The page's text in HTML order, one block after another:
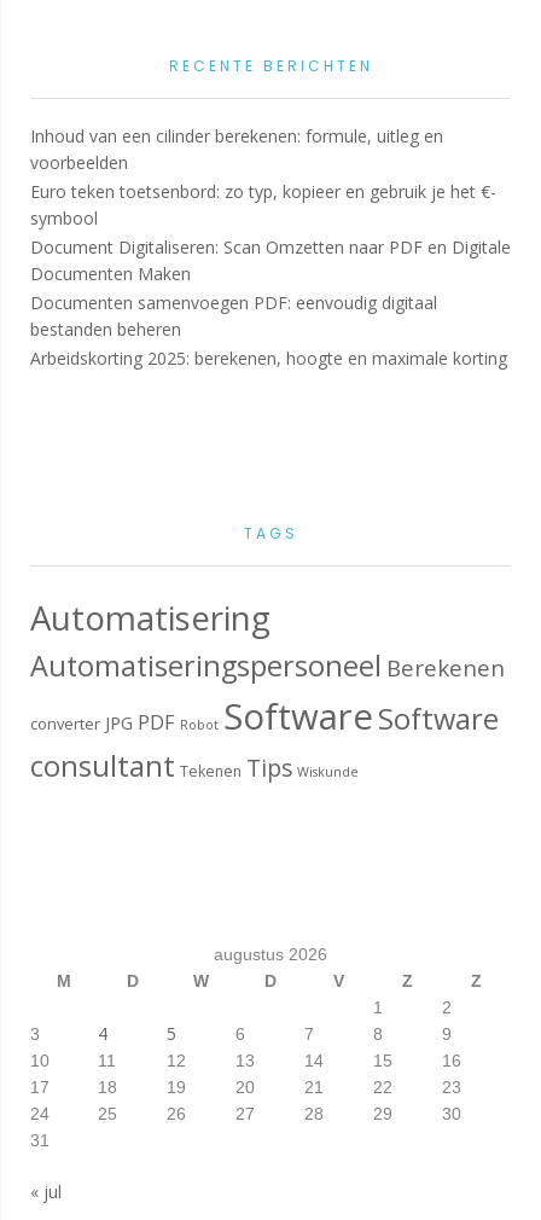
RECENTE BERICHTEN
Inhoud van een cilinder berekenen: formule, uitleg en
voorbeelden
Euro teken toetsenbord: zo typ, kopieer en gebruik je het €-
symbool
Document Digitaliseren: Scan Omzetten naar PDF en Digitale
Documenten Maken
Documenten samenvoegen PDF: eenvoudig digitaal
bestanden beheren
Arbeidskorting 2025: berekenen, hoogte en maximale korting
TAGS
Automatisering
Automatiseringspersoneel Berekenen
converter JPG PDF Robot SoftwareSoftware
consultant Tekenen Tips Wiskunde
augustus 2026
M
D W D V Z
Z
1
2
3
4 5 6 7 8
9
10
11 12 13 14 15
16
17
18 19 20 21 22
23
24
25 26 27 28 29
30
31
« jul